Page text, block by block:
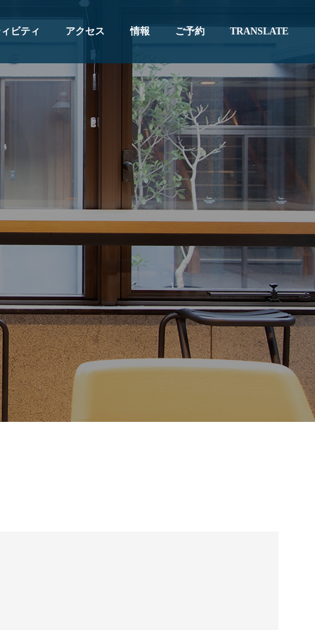
ビティ アクセス 情報 ご予約 TRANSLATE